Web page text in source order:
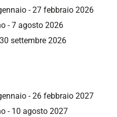
- 27 febbraio 2026
- 7 agosto 2026
settembre 2026
- 26 febbraio 2027
- 10 agosto 2027